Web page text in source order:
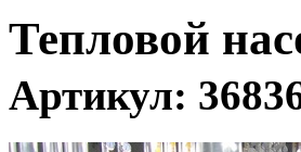
Тепловой
Артикул: